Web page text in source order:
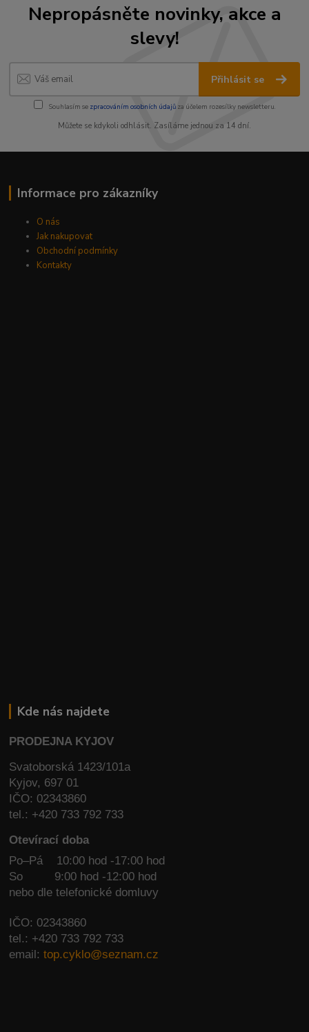
Nepropásněte novinky, akce a
slevy!
Přihlásit se
Souhlasím se zpracováním osobních údajůza účelem rozesílky newsletteru.
Můžete se kdykoli odhlásit. Zasíláme jednou za 14 dní.
Informace pro zákazníky
O nás
Jak nakupovat
Obchodní podmínky
Kontakty
Kde nás najdete
PRODEJNA KYJOV
Svatoborská 1423/101a
Kyjov, 697 01
IČO: 02343860
tel.: +420 733 792 733
Otevírací doba
Po–Pá 10:00 hod -17:00 hod
So
9:00 hod -12:00 hod
nebo dle telefonické domluvy
IČO: 02343860
tel.: +420 733 792 733
email:top.cyklo@seznam.cz